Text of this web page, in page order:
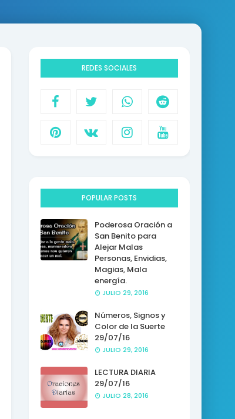
REDES SOCIALES
POPULAR POSTS
Poderosa Oración a
San Benito para
Alejar Malas
Personas, Envidias,
Magias, Mala
energía.
JULIO 29, 2016
Números, Signos y
Color de la Suerte
29/07/16
JULIO 29, 2016
LECTURA DIARIA
29/07/16
JULIO 28, 2016